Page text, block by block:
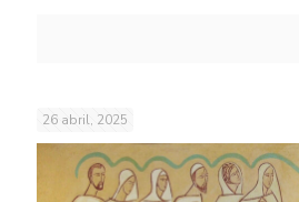
26 abril, 2025